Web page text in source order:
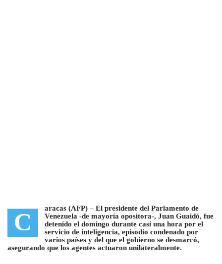
C aracas (AFP) – El presidente del Parlamento de
Venezuela -de mayoría opositora-, Juan Guaidó, fue
detenido el domingo durante casi una hora por el
servicio de inteligencia, episodio condenado por
varios países y del que el gobierno se desmarcó,
asegurando que los agentes actuaron unilateralmente.